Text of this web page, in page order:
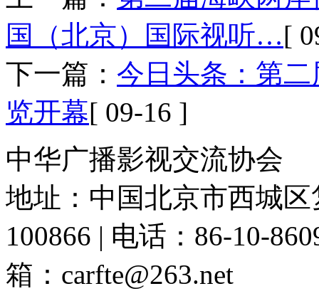
国（北京）国际视听…[
下一篇： 今日头条：第
览开幕[ 09-16 ]
中华广播影视交流协会
地址：中国北京市西城
100866 | 电话：86-10-
箱：carfte@263.net